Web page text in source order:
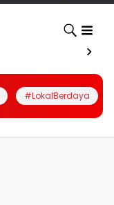
#LokalBerdaya